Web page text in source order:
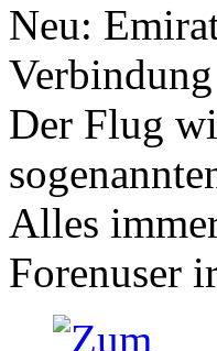
Neu:
Der Flug
Alles
Forenuser